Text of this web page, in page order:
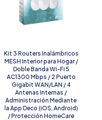
Kit 3 Routers Inalámbricos
MESH Interior para Hogar /
Doble Banda Wi-Fi 5
AC1300 Mbps / 2 Puerto
Gigabit WAN/LAN / 4
Antenas Internas /
Administración Mediante
la App Deco (iOS, Android)
/ Protección HomeCare